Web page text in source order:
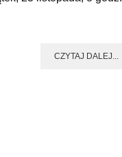
CZYTAJ DALEJ...